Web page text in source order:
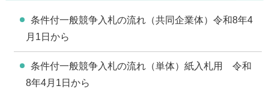
条件付一般競争入札の流れ（共同企業体）令和8年4
月1日から
条件付一般競争入札の流れ（単体）紙入札用 令和
8年4月1日から